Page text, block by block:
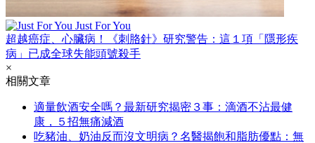
Just For You
超越癌症、心臟病！《刺胳針》研究警告：這１項「隱形疾
病」已成全球失能頭號殺手
×
相關文章
適量飲酒安全嗎？最新研究揭密３事：滴酒不沾最健
康，５招無痛減酒
吃豬油、奶油反而沒文明病？名醫揭飽和脂肪優點：無